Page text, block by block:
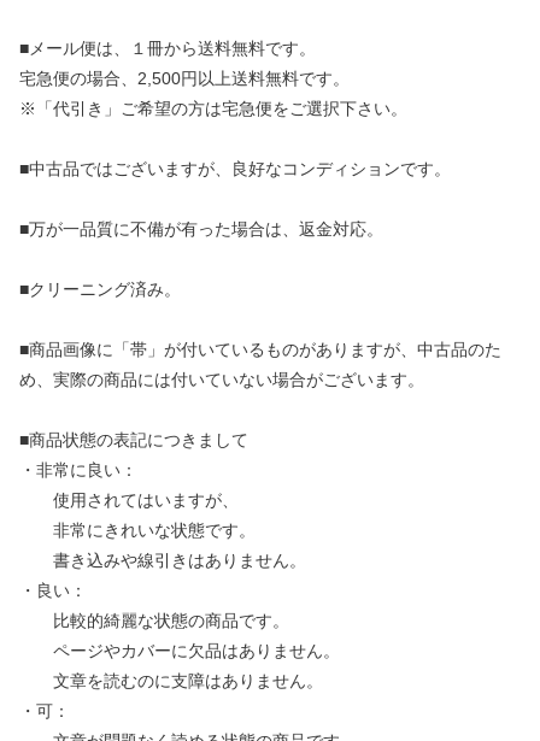
■メール便は、１冊から送料無料です。
宅急便の場合、2,500円以上送料無料です。
※「代引き」ご希望の方は宅急便をご選択下さい。
■中古品ではございますが、良好なコンディションです。
■万が一品質に不備が有った場合は、返金対応。
■クリーニング済み。
■商品画像に「帯」が付いているものがありますが、中古品のた
め、実際の商品には付いていない場合がございます。
■商品状態の表記につきまして
・非常に良い：
使用されてはいますが、
非常にきれいな状態です。
書き込みや線引きはありません。
・良い：
比較的綺麗な状態の商品です。
ページやカバーに欠品はありません。
文章を読むのに支障はありません。
・可：